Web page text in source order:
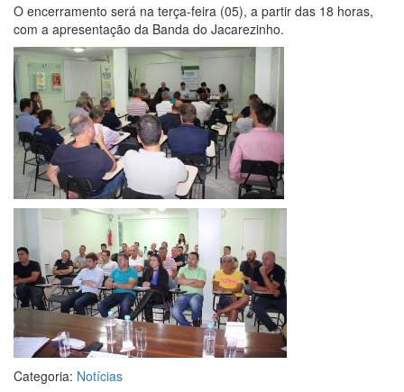
O encerramento será na terça-feira (05), a partir das 18 horas,
com a apresentação da Banda do Jacarezinho.
Categoria: Notícias